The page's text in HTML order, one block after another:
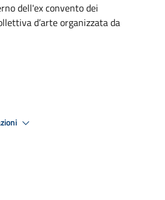
dell'ex convento dei
d’arte organizzata da